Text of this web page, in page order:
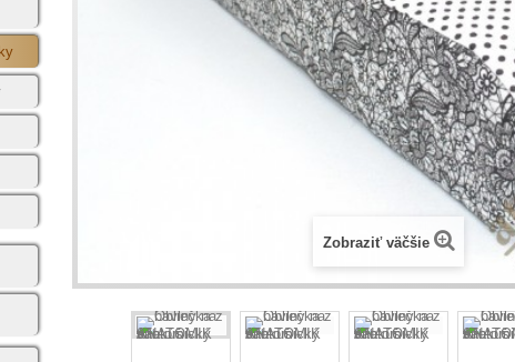
Zobraziť väčšie